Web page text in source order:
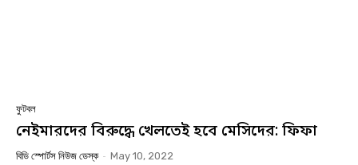
ফুটবল
নেইমারদের বিরুদ্ধে খেলতেই হবে মেসিদের: ফিফা
বিডি স্পোর্টস নিউজ ডেস্ক - May 10, 2022